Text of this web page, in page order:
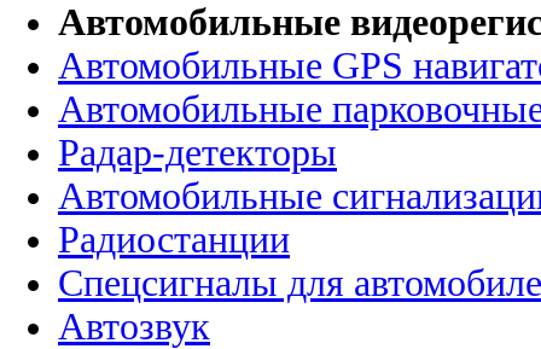
Автомобильные
Автомобильные GPS
Автомобильные
Радар-детекторы
Автомобильные
Радиостанции
Спецсигналы для
Автозвук